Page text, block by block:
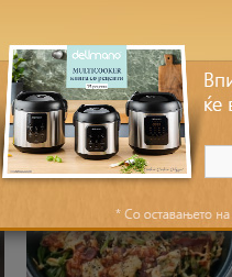
патлиџан и моцарела
nadicaveles 3 ное 2022